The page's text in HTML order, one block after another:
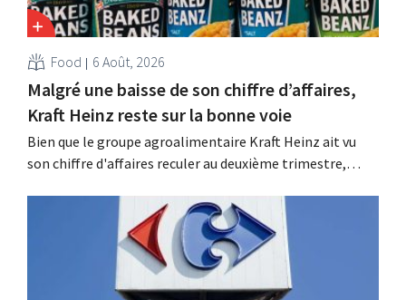
Food 6 Août, 2026
Malgré une baisse de son chiffre d’affaires,
Kraft Heinz reste sur la bonne voie
Bien que le groupe agroalimentaire Kraft Heinz ait vu
son chiffre d'affaires reculer au deuxième trimestre,
aux prévisions. La multinationale augmente ses
investissements et revoit ses prévisions à la hausse.